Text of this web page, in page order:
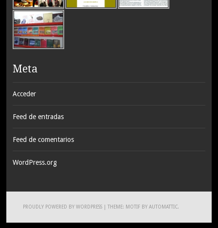
Meta
Acceder
Feed de entradas
Feed de comentarios
WordPress.org
PROUDLY POWERED BY WORDPRESS |THEME: MOTIF BYAUTOMATTIC.